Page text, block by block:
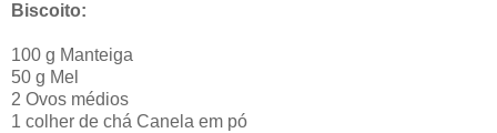
Biscoito:
100 g Manteiga
50 g Mel
2 Ovos médios
1 colher de chá Canela em pó